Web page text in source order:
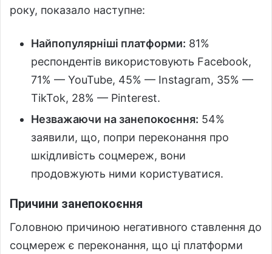
року, показало наступне:
Найпопулярніші платформи: 81%
респондентів використовують Facebook,
71% — YouTube, 45% — Instagram, 35% —
TikTok, 28% — Pinterest.
Незважаючи на занепокоєння: 54%
заявили, що, попри переконання про
шкідливість соцмереж, вони
продовжують ними користуватися.
Причини занепокоєння
Головною причиною негативного ставлення до
соцмереж є переконання, що ці платформи